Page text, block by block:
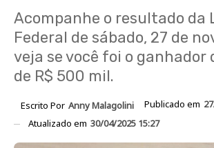
Acompanhe o resultado da
Federal de sábado, 27 de
veja se você foi o ganhador
de R$ 500 mil.
Escrito Por Anny Malagolini Publicado em
Atualizado em 30/04/2025 15:27